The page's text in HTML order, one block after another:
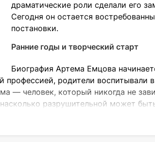
драматические роли сделали его
Сегодня он остается
постановки.
Ранние годы и творческий старт
Биография Артема Емцова
профессией, родители
— человек, который никогда не
разрушительной может
фигура — двоюродная